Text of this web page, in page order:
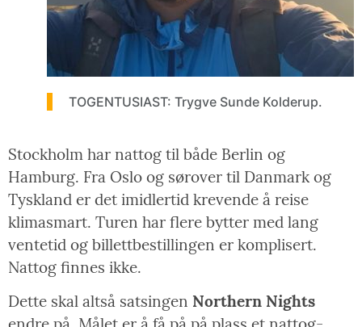
TOGENTUSIAST: Trygve Sunde Kolderup.
Stockholm har nattog til både Berlin og
Hamburg. Fra Oslo og sørover til Danmark og
Tyskland er det imidlertid krevende å reise
klimasmart. Turen har flere bytter med lang
ventetid og billettbestillingen er komplisert.
Nattog finnes ikke.
Dette skal altså satsingen Northern Nights